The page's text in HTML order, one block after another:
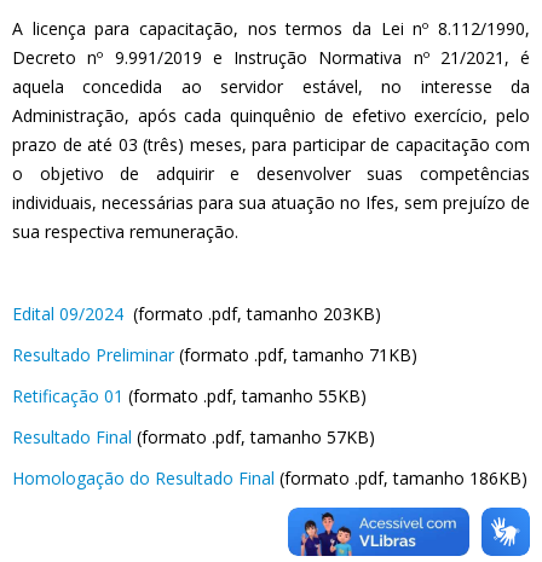
A licença para capacitação, nos termos da Lei nº 8.112/1990,
Decreto nº 9.991/2019 e Instrução Normativa nº 21/2021, é
aquela concedida ao servidor estável, no interesse da
Administração, após cada quinquênio de efetivo exercício, pelo
prazo de até 03 (três) meses, para participar de capacitação com
o objetivo de adquirir e desenvolver suas competências
individuais, necessárias para sua atuação no Ifes, sem prejuízo de
sua respectiva remuneração.
Edital 09/2024 (formato .pdf, tamanho 203KB)
Resultado Preliminar (formato .pdf, tamanho 71KB)
Retificação 01 (formato .pdf, tamanho 55KB)
Resultado Final (formato .pdf, tamanho 57KB)
Homologação do Resultado Final (formato .pdf, tamanho 186KB)